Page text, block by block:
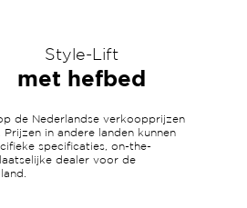
Style-Lift
met hefbed
de Nederlandse verkoopprijzen
in andere landen kunnen
specificaties, on-the-
dealer voor de